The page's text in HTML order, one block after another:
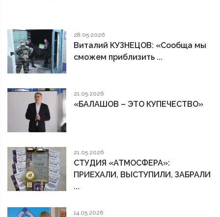
28.05.2026
Виталий КУЗНЕЦОВ: «Сообща мы
сможем приблизить ...
21.05.2026
«БАЛАШОВ – ЭТО КУПЕЧЕСТВО»
21.05.2026
СТУДИЯ «АТМОСФЕРА»:
ПРИЕХАЛИ, ВЫСТУПИЛИ, ЗАБРАЛИ
...
14.05.2026